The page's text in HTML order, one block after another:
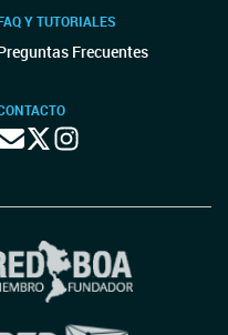
Y TUTORIALES
Frecuentes